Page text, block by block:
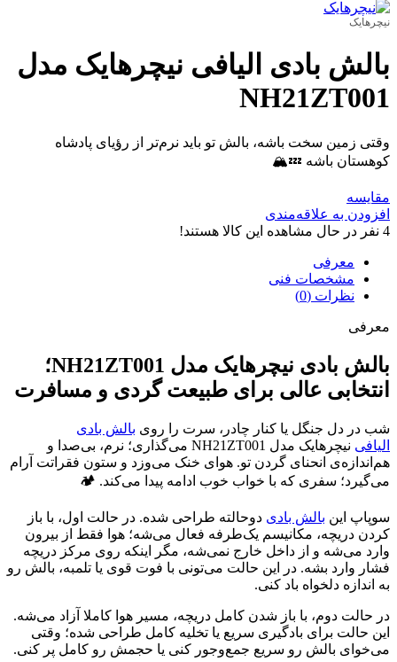
نیچرهایک
بالش بادی الیافی نیچرهایک مدل
NH21ZT001
وقتی زمین سخت باشه، بالش تو باید نرم‌تر از رؤیای پادشاه
کوهستان باشه 💤🏔️
مقایسه
افزودن به علاقه‌مندی
4 نفر در حال مشاهده این کالا هستند!
معرفی
مشخصات فنی
نظرات (0)
معرفی
بالش بادی نیچرهایک مدل NH21ZT001؛
انتخابی عالی برای طبیعت گردی و مسافرت
شب در دل جنگل یا کنار چادر، سرت را روی بالش بادی
الیافی
نیچرهایک مدل NH21ZT001 می‌گذاری؛ نرم، بی‌صدا و
هم‌اندازه‌ی انحنای گردن تو. هوای خنک می‌وزد و ستون فقراتت آرام
می‌گیرد؛ سفری که با خواب خوب ادامه پیدا می‌کند. 🏕️
سوپاپ این بالش بادی دوحالته طراحی شده. در حالت اول، با باز
کردن دریچه، مکانیسم یک‌طرفه فعال می‌شه؛ هوا فقط از بیرون
وارد می‌شه و از داخل خارج نمی‌شه، مگر اینکه روی مرکز دریچه
فشار وارد بشه. در این حالت می‌تونی با فوت قوی یا تلمبه، بالش رو
به اندازه دلخواه باد کنی.
در حالت دوم، با باز شدن کامل دریچه، مسیر هوا کاملا آزاد می‌شه.
این حالت برای بادگیری سریع یا تخلیه کامل طراحی شده؛ وقتی
می‌خوای بالش رو سریع جمع‌وجور کنی یا حجمش رو کامل پر کنی.